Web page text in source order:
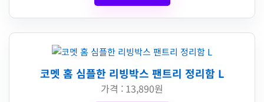
코멧 홈 심플한 리빙박스 팬트리 정리함 L
가격 : 13,890원